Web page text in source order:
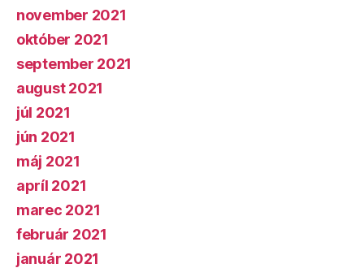
november 2021
október 2021
september 2021
august 2021
júl 2021
jún 2021
máj 2021
apríl 2021
marec 2021
február 2021
január 2021